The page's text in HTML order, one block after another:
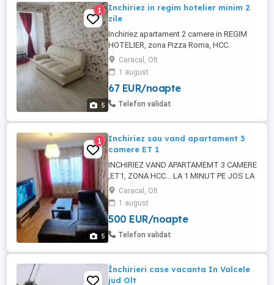
5
1
Inchiriez in regim hotelier minim 2
zile
Inchiriez apartament 2 camere in REGIM
HOTELIER, zona Pizza Roma, HCC.
Apartamentul este exact ca in poze!
MINIM 2 ZILE
Caracal, Olt
1 august
67 EUR/noapte
Telefon validat
5
1
Inchiriez sau vand apartament 3
camere ET 1
INCHIRIEZ VAND APARTAMEMT 3 CAMERE
,ET1, ZONA HCC... LA 1 MINUT PE JOS LA
ANA MARIA SI LIDL. APARTSMENTUL
ESTE COMPLET MOBILAT SI UTILAT,
RENOVAT DE CURÂND IN BLOC
ANVELOPAT CU VATA BAZALTICA,
TERMOPANE NOI, ACOPERIȘ NOU, AER
EXACT CA IN POZE ,DOAR SA TE MUTI IN
...
Caracal, Olt
1 august
500 EUR/noapte
Telefon validat
Închirieri case vacanta In Valcele
jud Olt